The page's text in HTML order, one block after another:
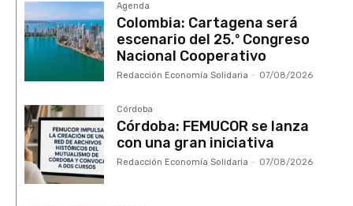
Agenda
Colombia: Cartagena será
escenario del 25.º Congreso
Nacional Cooperativo
Redacción Economía Solidaria - 07/08/2026
Córdoba
Córdoba: FEMUCOR se lanza
con una gran iniciativa
Redacción Economía Solidaria - 07/08/2026